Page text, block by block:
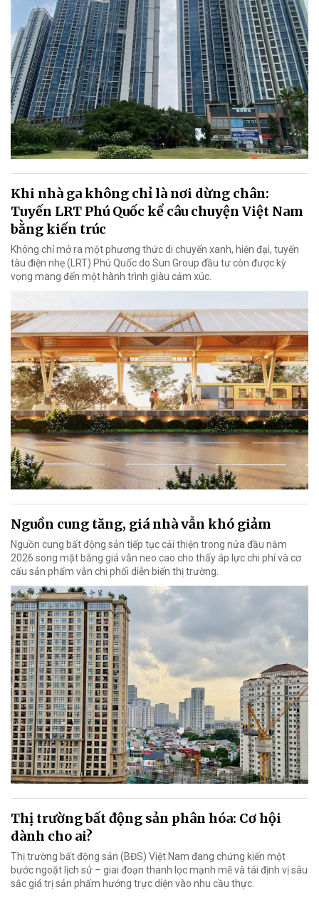
Khi nhà ga không chỉ là nơi dừng chân:
Tuyến LRT Phú Quốc kể câu chuyện Việt Nam
bằng kiến trúc
Không chỉ mở ra một phương thức di chuyển xanh, hiện đại, tuyến
tàu điện nhẹ (LRT) Phú Quốc do Sun Group đầu tư còn được kỳ
vọng mang đến một hành trình giàu cảm xúc.
Nguồn cung tăng, giá nhà vẫn khó giảm
Nguồn cung bất động sản tiếp tục cải thiện trong nửa đầu năm
2026 song mặt bằng giá vẫn neo cao cho thấy áp lực chi phí và cơ
cấu sản phẩm vẫn chi phối diễn biến thị trường.
Thị trường bất động sản phân hóa: Cơ hội
dành cho ai?
Thị trường bất động sản (BĐS) Việt Nam đang chứng kiến một
bước ngoặt lịch sử – giai đoạn thanh lọc mạnh mẽ và tái định vị sâu
sắc giá trị sản phẩm hướng trực diện vào nhu cầu thực.